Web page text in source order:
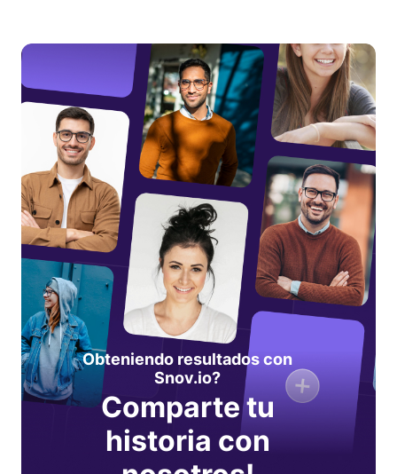
Obteniendo resultados con
Snov.io?
Comparte tu
historia con